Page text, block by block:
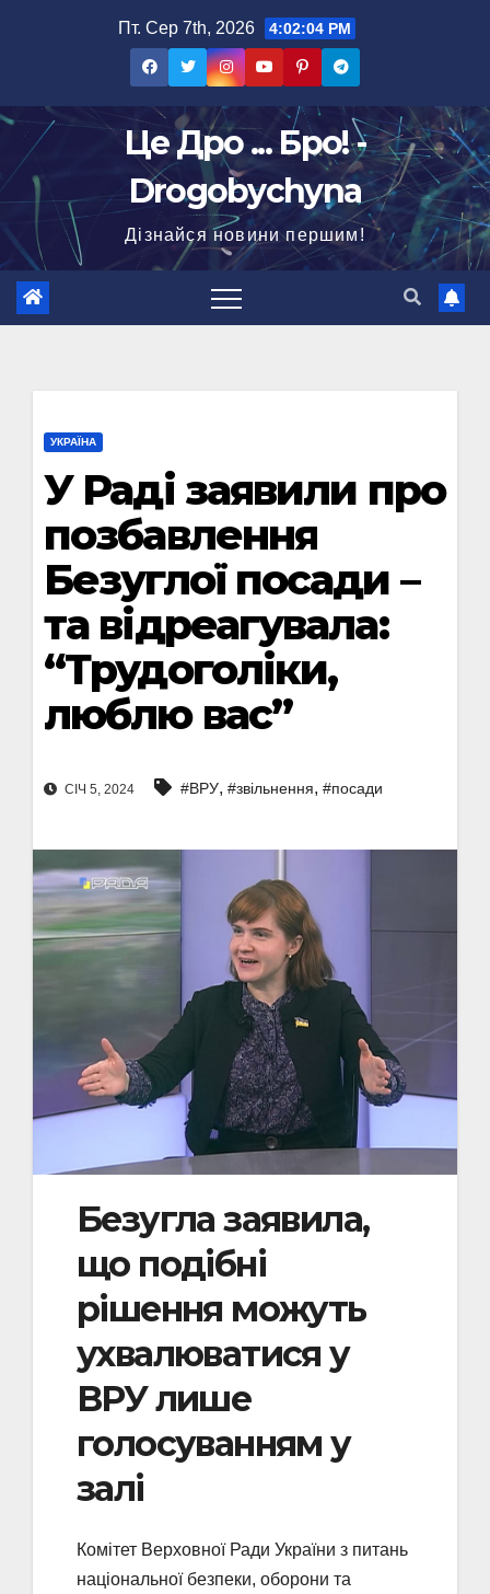
Пт. Сер 7th, 2026 4:02:05 PM
Це Дро ... Бро! -
Drogobychyna
Дізнайся новини першим!
УКРАЇНА
У Раді заявили про
позбавлення
Безуглої посади –
та відреагувала:
“Трудоголіки,
люблю вас”
СІЧ 5, 2024 #ВРУ, #звільнення, #посади
Безугла заявила,
що подібні
рішення можуть
ухвалюватися у
ВРУ лише
голосуванням у
залі
Комітет Верховної Ради України з питань
національної безпеки, оборони та